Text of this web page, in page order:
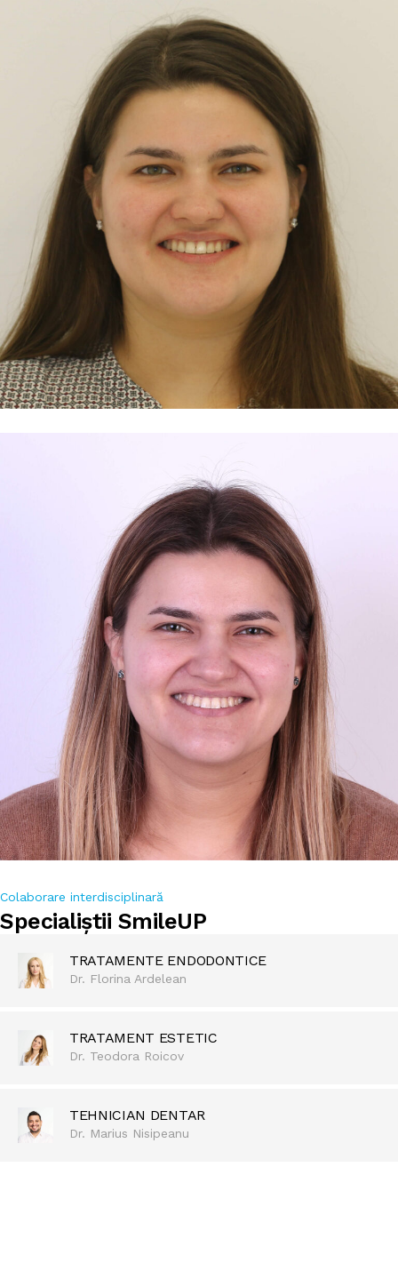
Colaborare interdisciplinară
Specialiștii SmileUP
TRATAMENTE ENDODONTICE
Dr. Florina Ardelean
TRATAMENT ESTETIC
Dr. Teodora Roicov
TEHNICIAN DENTAR
Dr. Marius Nisipeanu